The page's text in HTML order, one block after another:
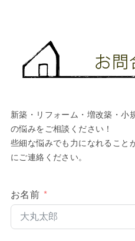
新築・リフォーム・増改築・小
の悩みをご相談ください！
些細な悩みでも力になれること
にご連絡ください。
お名前